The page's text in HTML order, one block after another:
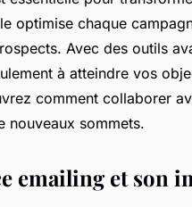
optimise chaque
Avec des outils
à atteindre vos
comment collaborer
nouveaux sommets.
emailing et son